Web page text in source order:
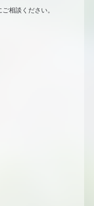
相談ください。